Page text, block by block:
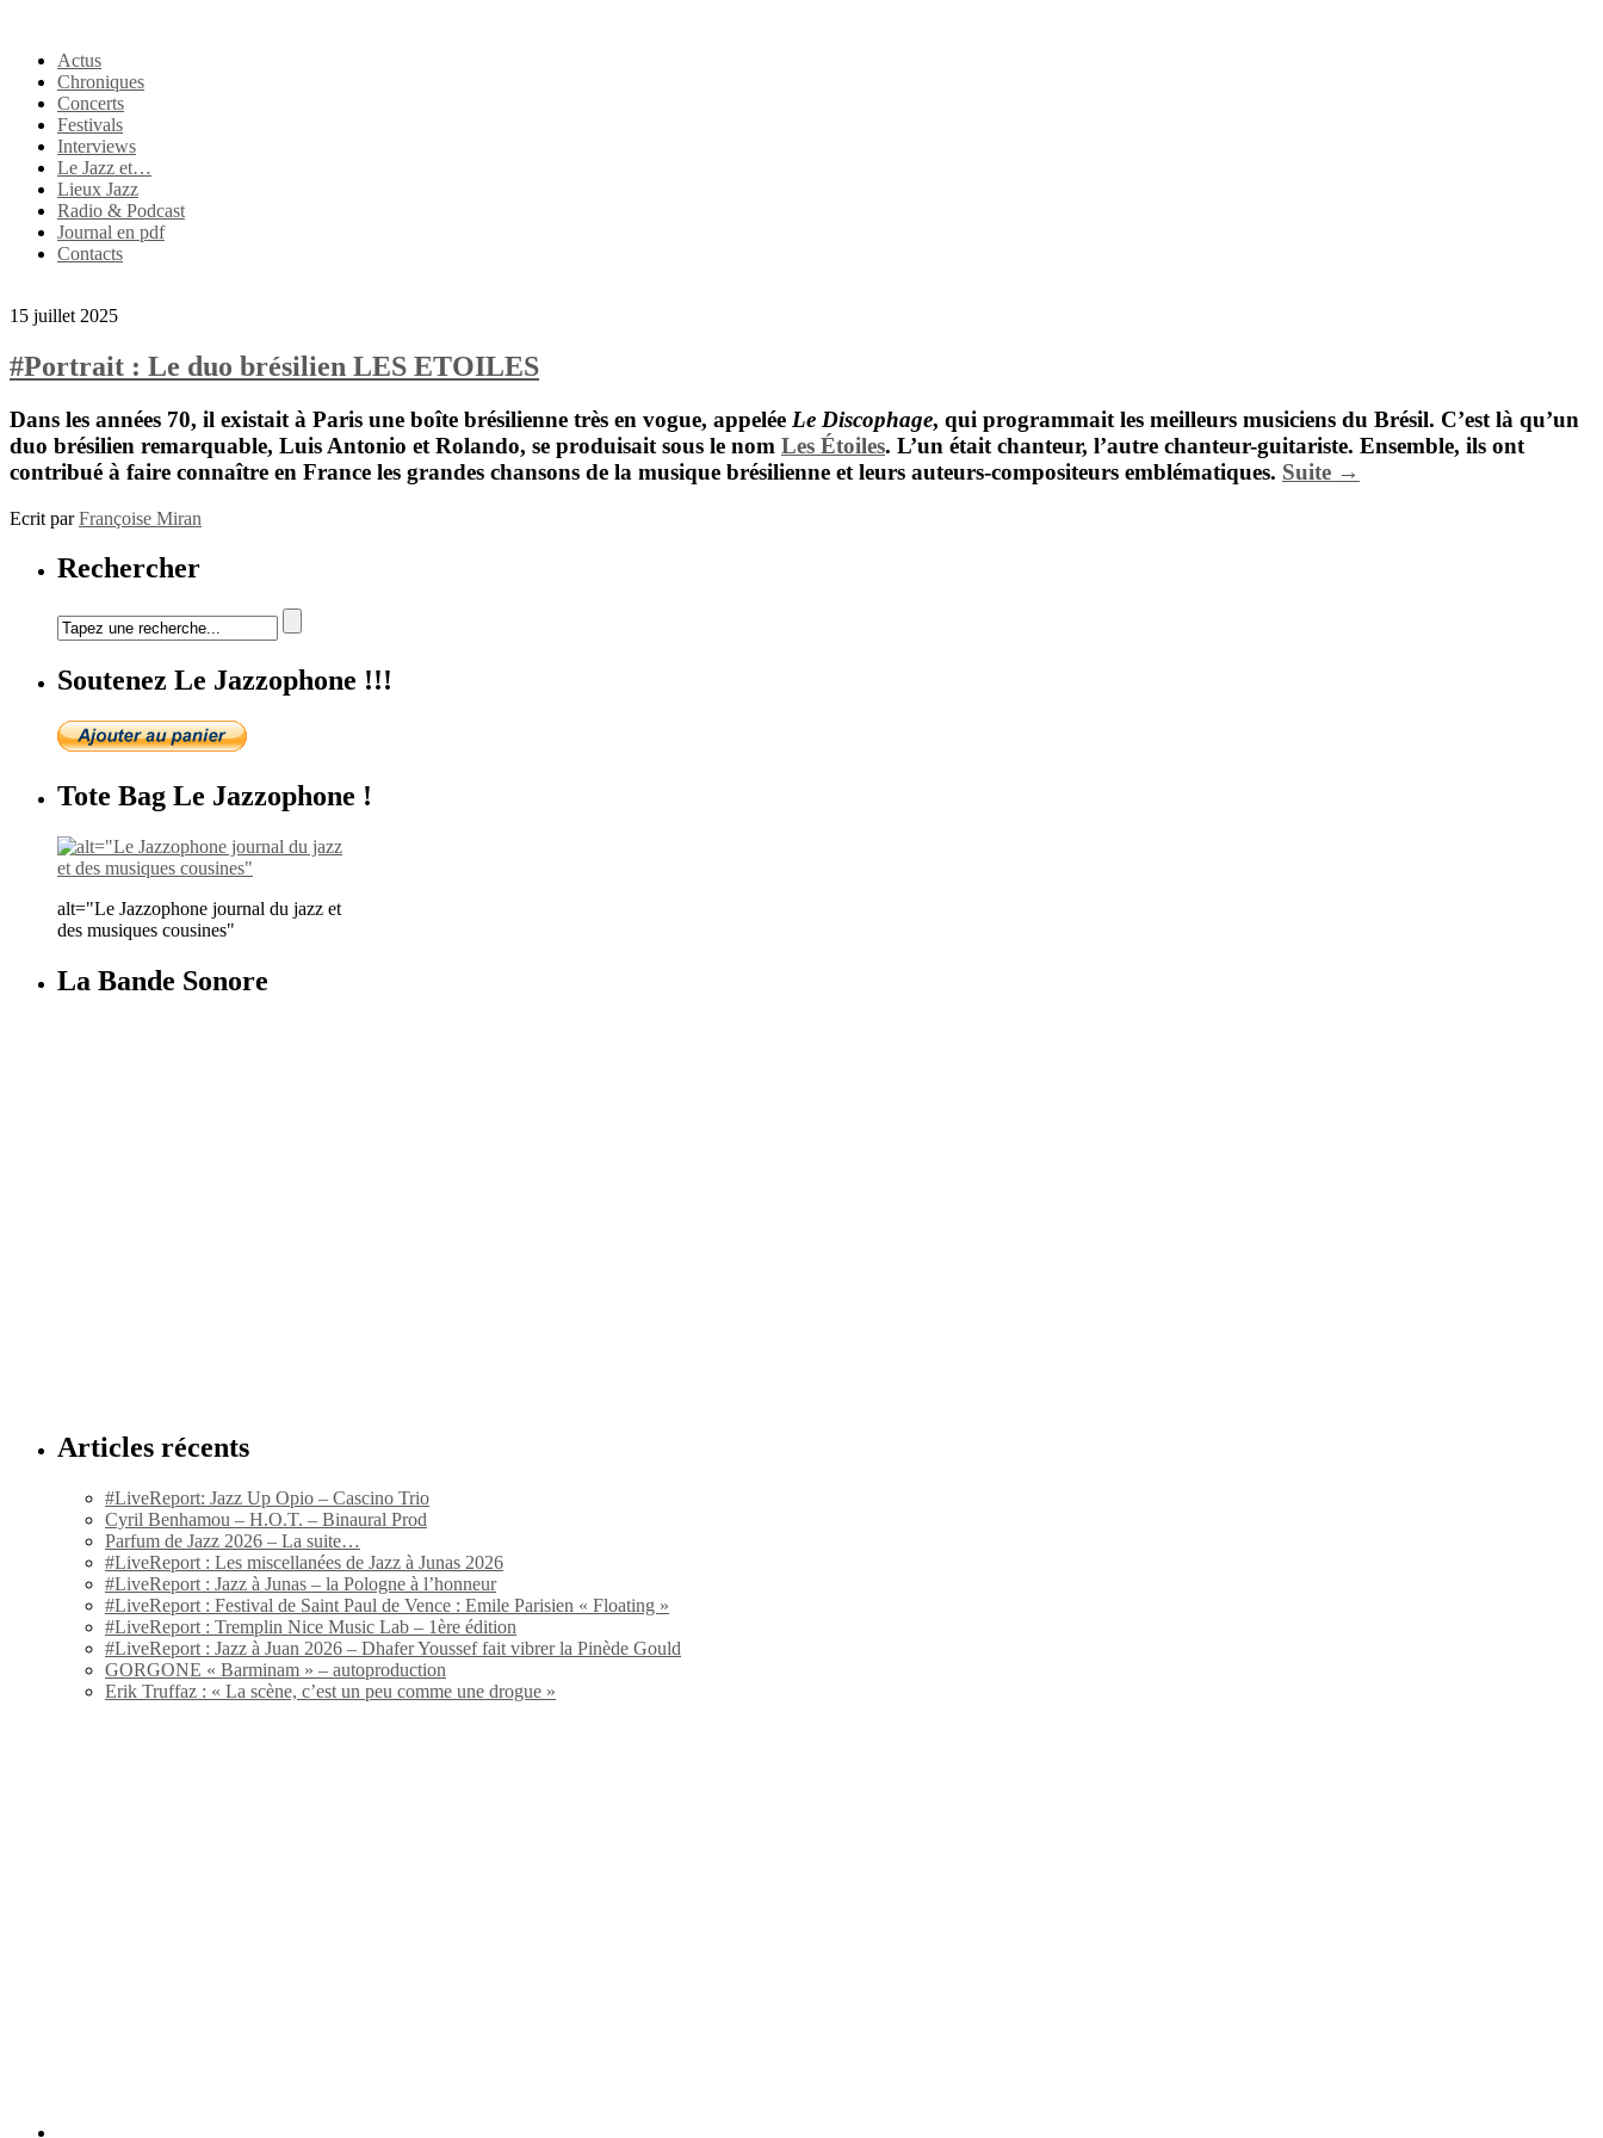
Actus
Chroniques
Concerts
Festivals
Interviews
Le Jazz et…
Lieux Jazz
Radio & Podcast
Journal en pdf
Contacts
15 juillet 2025
#Portrait : Le duo brésilien LES ETOILES
Dans les années 70, il existait à Paris une boîte brésilienne très en vogue, appelée Le Discophage, qui programmait les meilleurs musiciens du Brésil. C’est là qu’un
duo brésilien remarquable, Luis Antonio et Rolando, se produisait sous le nom Les Étoiles. L’un était chanteur, l’autre chanteur-guitariste. Ensemble, ils ont
contribué à faire connaître en France les grandes chansons de la musique brésilienne et leurs auteurs-compositeurs emblématiques. Suite →
Ecrit parFrançoise Miran
Rechercher
Soutenez Le Jazzophone !!!
Tote Bag Le Jazzophone !
alt="Le Jazzophone journal du jazz et
des musiques cousines"
La Bande Sonore
Articles récents
#LiveReport: Jazz Up Opio – Cascino Trio
Cyril Benhamou – H.O.T. – Binaural Prod
Parfum de Jazz 2026 – La suite…
#LiveReport : Les miscellanées de Jazz à Junas 2026
#LiveReport : Jazz à Junas – la Pologne à l’honneur
#LiveReport : Festival de Saint Paul de Vence : Emile Parisien « Floating »
#LiveReport : Tremplin Nice Music Lab – 1ère édition
#LiveReport : Jazz à Juan 2026 – Dhafer Youssef fait vibrer la Pinède Gould
GORGONE « Barminam » – autoproduction
Erik Truffaz : « La scène, c’est un peu comme une drogue »